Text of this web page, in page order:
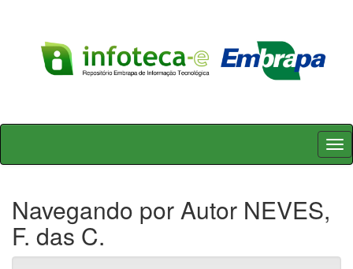
Skip
Navegando por Autor NEVES,
F. das C.